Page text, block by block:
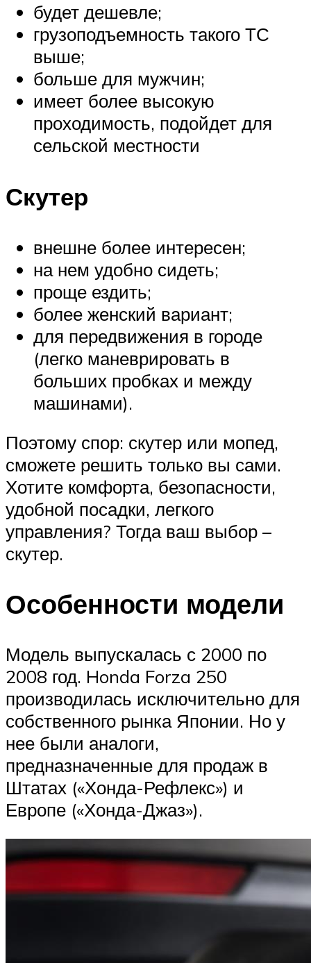
будет дешевле;
грузоподъемность такого ТС
выше;
больше для мужчин;
имеет более высокую
проходимость, подойдет для
сельской местности
Скутер
внешне более интересен;
на нем удобно сидеть;
проще ездить;
более женский вариант;
для передвижения в городе
(легко маневрировать в
больших пробках и между
машинами).
Поэтому спор: скутер или мопед,
сможете решить только вы сами.
Хотите комфорта, безопасности,
удобной посадки, легкого
управления? Тогда ваш выбор –
скутер.
Особенности модели
Модель выпускалась с 2000 по
2008 год. Honda Forza 250
производилась исключительно для
собственного рынка Японии. Но у
нее были аналоги,
предназначенные для продаж в
Штатах («Хонда-Рефлекс») и
Европе («Хонда-Джаз»).